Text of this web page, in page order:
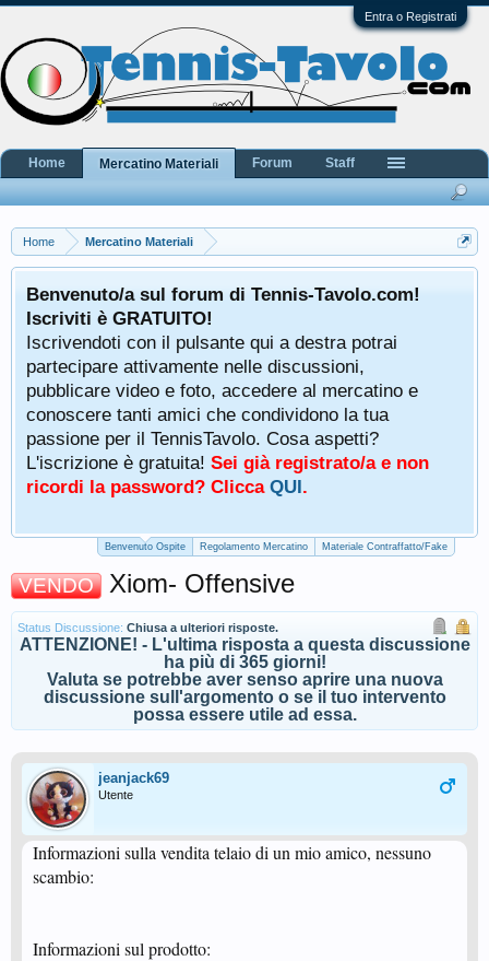
Entra o Registrati
Home Mercatino Materiali
Benvenuto/a sul forum di Tennis-Tavolo.com!
Iscriviti è GRATUITO!
Iscrivendoti con il pulsante qui a destra potrai
partecipare attivamente nelle discussioni,
pubblicare video e foto, accedere al mercatino e
conoscere tanti amici che condividono la tua
passione per il TennisTavolo. Cosa aspetti?
L'iscrizione è gratuita! Sei già registrato/a e non
ricordi la password? Clicca QUI.
Benvenuto Ospite Regolamento Mercatino Materiale Contraffatto/Fake
VENDO Xiom- Offensive
Status Discussione: Chiusa a ulteriori risposte.
ATTENZIONE! - L'ultima risposta a questa discussione
ha più di 365 giorni!
Valuta se potrebbe aver senso aprire una nuova
discussione sull'argomento o se il tuo intervento
possa essere utile ad essa.
jeanjack69
Utente
Informazioni sulla vendita telaio di un mio amico, nessuno
scambio:
Informazioni sul prodotto:
Home Mercatino Materiali Forum Staff